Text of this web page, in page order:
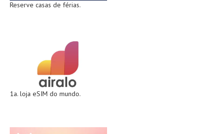
Reserve casas de férias.
1a. loja eSIM do mundo.